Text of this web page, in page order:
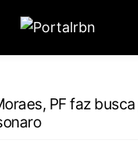
PF faz